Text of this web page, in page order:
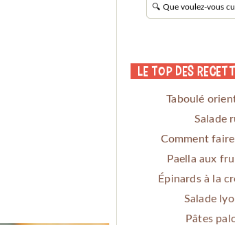
Le Top des
Taboulé
Salade
Comment
Paella aux
Épinards à la
Salade
Pâtes